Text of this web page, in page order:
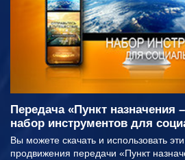
Передача «Пункт назначения
набор инструментов для
Вы можете скачать и использовать
продвижения передачи «Пункт